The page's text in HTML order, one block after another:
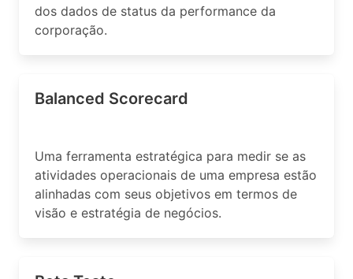
dos dados de status da performance da
corporação.
Balanced Scorecard
Uma ferramenta estratégica para medir se as
atividades operacionais de uma empresa estão
alinhadas com seus objetivos em termos de
visão e estratégia de negócios.